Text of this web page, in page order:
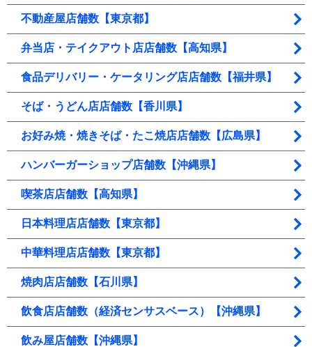
不動産屋店舗数【東京都】
弁当店・テイクアウト店店舗数【高知県】
食品デリバリー・ケータリング店店舗数【福井県】
そば・うどん店店舗数【香川県】
お好み焼・焼きそば・たこ焼店店舗数【広島県】
ハンバーガーショップ店舗数【沖縄県】
喫茶店店舗数【高知県】
日本料理店店舗数【東京都】
中華料理店店舗数【東京都】
焼肉店店舗数【石川県】
飲食店店舗数（経済センサスベース）【沖縄県】
飲み屋店舗数【沖縄県】